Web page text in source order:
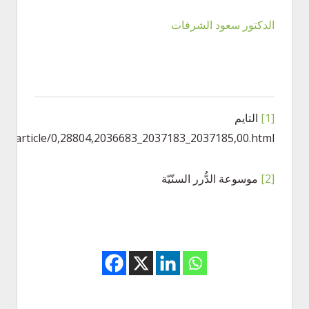
الدكتور سعود الشرفات
[1]
التايم
0,28804,2036683_2037183_2037185,00.html
[2] موسوعة الدُّرر السنّيّة